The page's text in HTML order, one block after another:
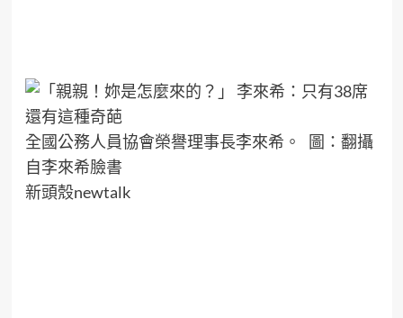
全國公務人員協會榮譽理事長李來希。 圖：翻攝
自李來希臉書
新頭殼newtalk